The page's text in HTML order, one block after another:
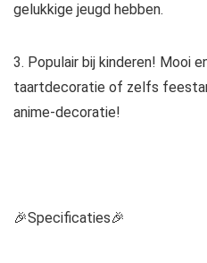
gelukkige jeugd hebben.
3. Populair bij kinderen! Mooi
taartdecoratie of zelfs
anime-decoratie!
🎉Specificaties🎉